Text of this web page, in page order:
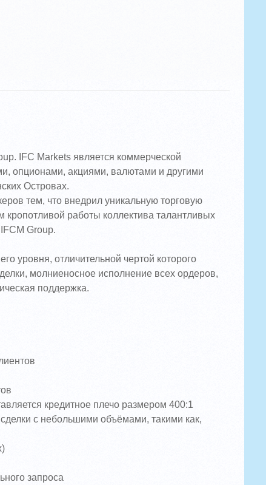
IFC Markets является коммерческой
опционами, акциями, валютами и другими
Островах.
тем, что внедрил уникальную торговую
кропотливой работы коллектива талантливых
Group.
уровня, отличительной чертой которого
молниеносное исполнение всех ордеров,
поддержка.
кредитное плечо размером 400:1
с небольшими объёмами, такими как,
запроса